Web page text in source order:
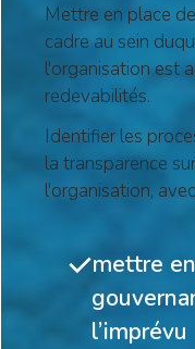
Mettre en place
cadre au sein
l'organisation est
redevabilités.
Identifier les
la transparence
l'organisation,
mettre
l’imprévu